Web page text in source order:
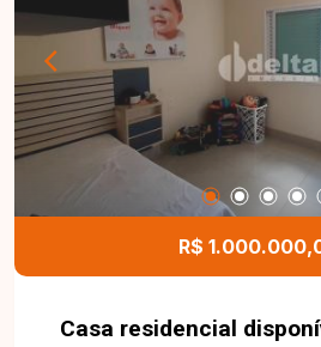
R$
Casa residencial